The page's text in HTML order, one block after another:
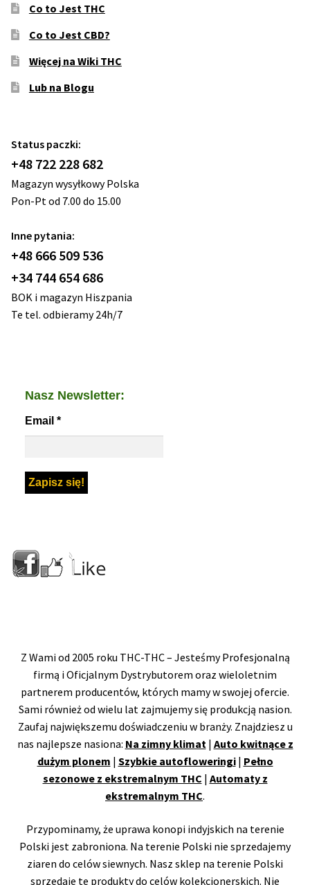
Co to Jest THC
Co to Jest CBD?
Więcej na Wiki THC
Lub na Blogu
Status paczki:
+48 722 228 682
Magazyn wysyłkowy Polska
Pon-Pt od 7.00 do 15.00
Inne pytania:
+48 666 509 536
+34 744 654 686
BOK i magazyn Hiszpania
Te tel. odbieramy 24h/7
Nasz Newsletter:
Email *
Z Wami od 2005 roku THC-THC – Jesteśmy Profesjonalną
firmą i Oficjalnym Dystrybutorem oraz wieloletnim
partnerem producentów, których mamy w swojej ofercie.
Sami również od wielu lat zajmujemy się produkcją nasion.
Zaufaj największemu doświadczeniu w branży. Znajdziesz u
nas najlepsze nasiona: Na zimny klimat| Auto kwitnące z
dużym plonem | Szybkie autofloweringi| Pełno
sezonowe z ekstremalnym THC | Automaty z
ekstremalnym THC.
Przypominamy, że uprawa konopi indyjskich na terenie
Polski jest zabroniona. Na terenie Polski nie sprzedajemy
ziaren do celów siewnych. Nasz sklep na terenie Polski
sprzedaje te produkty do celów kolekcjonerskich. Nie